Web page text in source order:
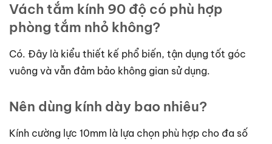
Vách tắm kính 90 độ có phù hợp
phòng tắm nhỏ không?
Có. Đây là kiểu thiết kế phổ biến, tận dụng tốt góc
vuông và vẫn đảm bảo không gian sử dụng.
Nên dùng kính dày bao nhiêu?
Kính cường lực 10mm là lựa chọn phù hợp cho đa số